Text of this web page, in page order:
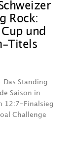
Rock:
und
Titels
Das Standing
Saison in
12:7-Finalsieg
Challenge